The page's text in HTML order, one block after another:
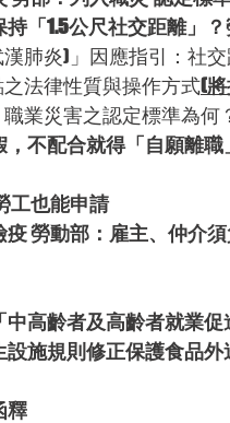
「1.5公尺社交距離」
漢肺炎)」因應指引：社
法律性質與操作方式(
業災害之認定標準為何
不配合就得「自願離
工也能申請
勞動部：雇主、仲介
中高齡者及高齡者就業
設施規則修正保護食品
釋